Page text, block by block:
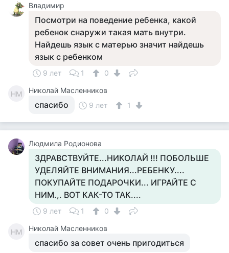
Владимир
Посмотри на поведение ребенка, какой
ребенок снаружи такая мать внутри.
Найдешь язык с матерью значит найдешь
язык с ребенком
9 лет 1 0
НМ Николай Масленников
спасибо 9 лет 1
Людмила Родионова
ЗДРАВСТВУЙТЕ...НИКОЛАЙ !!! ПОБОЛЬШЕ
УДЕЛЯЙТЕ ВНИМАНИЯ...РЕБЕНКУ....
ПОКУПАЙТЕ ПОДАРОЧКИ... ИГРАЙТЕ С
НИМ.,. ВОТ КАК-ТО ТАК....
9 лет 1 0
НМ Николай Масленников
спасибо за совет очень пригодиться